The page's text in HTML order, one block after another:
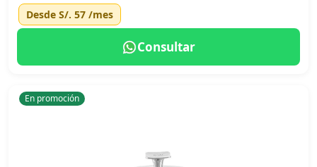
Desde S/. 57 /mes
Consultar
En promoción